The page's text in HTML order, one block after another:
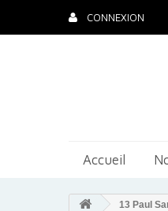
CONNEXION
Accueil
13 Paul